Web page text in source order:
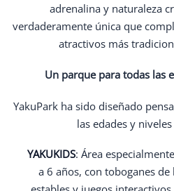
adrenalina y naturaleza
verdaderamente única que
atractivos más
Un parque para todas las
YakuPark ha sido diseñado
las edades y
YAKUKIDS: Área
a 6 años, con toboganes